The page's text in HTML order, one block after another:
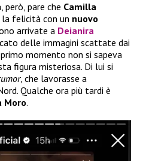
pare che Camilla
felicità con un nuovo
arrivate a Deianira
delle immagini scattate dai
momento non si sapeva
figura misteriosa. Di lui si
, che lavorasse a
Qualche ora più tardi è
Moro.